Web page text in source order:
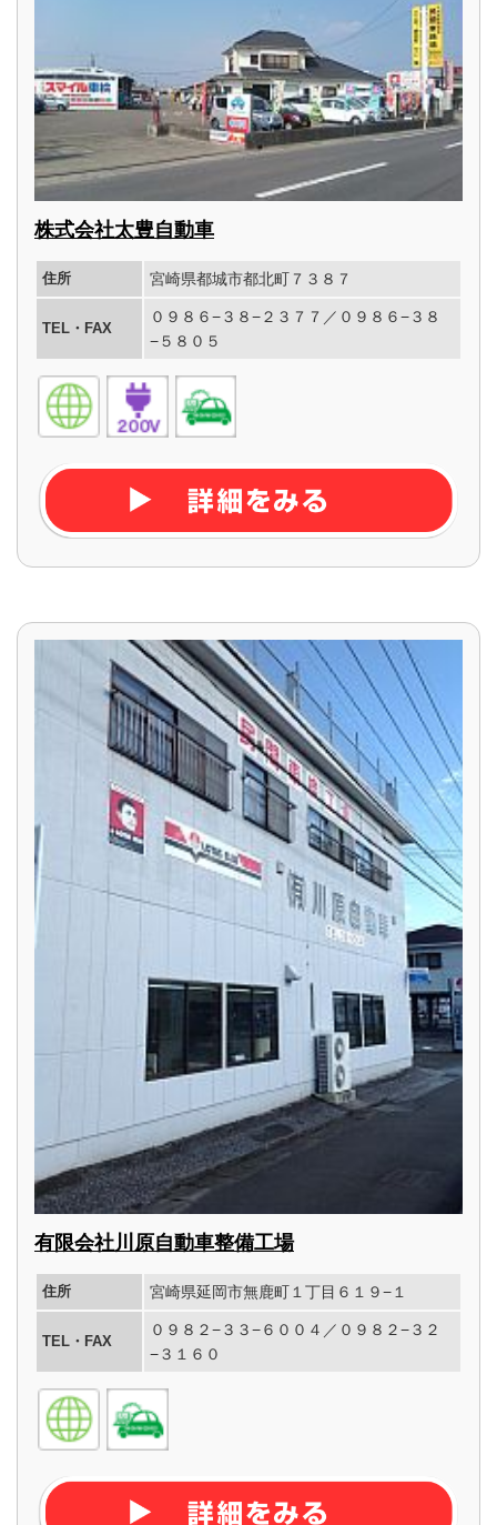
株式会社太豊自動車
住所 宮崎県都城市都北町７３８７
TEL・FAX
０９８６−３８−２３７７／０９８６−３８
−５８０５
有限会社川原自動車整備工場
住所 宮崎県延岡市無鹿町１丁目６１９−１
TEL・FAX
０９８２−３３−６００４／０９８２−３２
−３１６０